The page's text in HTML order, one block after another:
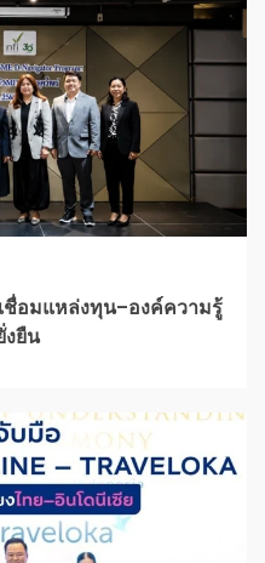
เชื่อมแหล่งทุน–องค์ความรู้
งยืน